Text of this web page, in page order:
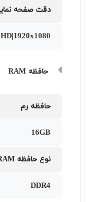
دقت صفحه
حافظه RAM
حافظه رم
16GB
نوع حافظه RAM
DDR4